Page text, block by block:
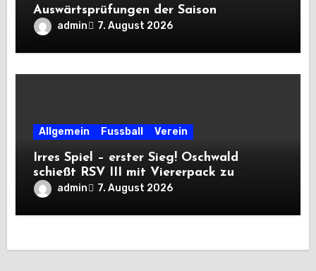
Auswärtsprüfungen der Saison
admin 7. August 2026
Allgemein Fussball Verein
Irres Spiel – erster Sieg! Oschwald
schießt RSV III mit Viererpack zu
Premiere
admin 7. August 2026